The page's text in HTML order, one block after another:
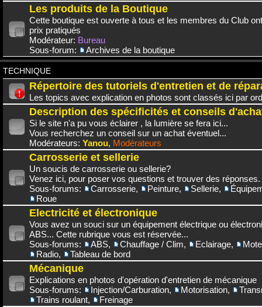
Les produits de la Boutique
Cette boutique est ouverte à tous et les membres du Club
prix pratiqués
Modérateur: Bureau
Sous-forum:
Archives de la boutique
TECHNIQUE
Répertoire des tutoriels d'entretien et de
Les topics avec explication en photos sont classés ici par
Description des spécificités et conseils
Si le site n'a pu vous éclairer , la lumière se fera ici...
Vous recherchez un conseil sur un achat éventuel...
Modérateurs: Yanou, Modérateurs
Carrosserie et sellerie
Un soucis de carrosserie ou sellerie?
Venez ici, pour poser vos questions et trouver des réponses.
Sous-forums:
Carrosserie, Peinture, Sellerie,
Roue
Electricité et électronique
Vous avez un souci sur un équipement électrique ou
ABS... Cette rubrique vous est réservée...
Sous-forums:
ABS, Chauffage / Clim, Eclairage,
Radio, Tableau de bord
Mécanique
Explications en photos d'opération d'entretien de mécanique
Sous-forums:
Injection/Carburation, Motorisation,
Trains roulant, Freinage